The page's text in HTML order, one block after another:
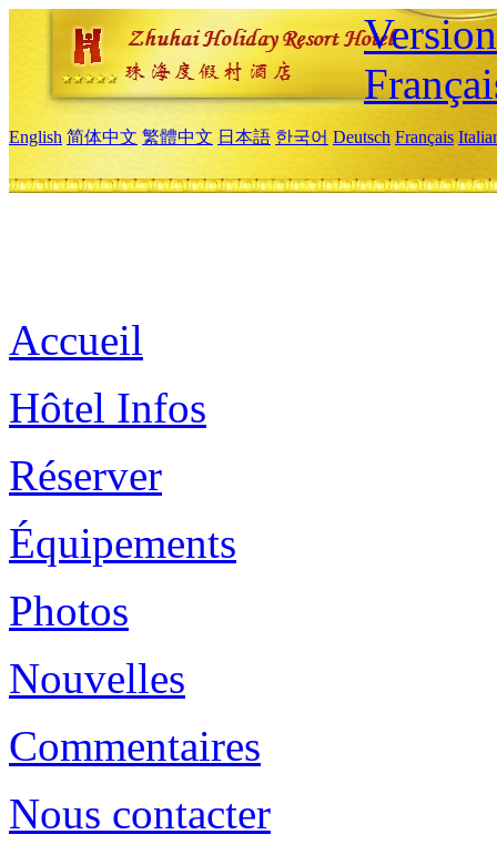
English 简体中文 繁體中文 日本語 한국어 Deutsch Français
Accueil
Hôtel Infos
Réserver
Équipements
Photos
Nouvelles
Commentaires
Nous contacter